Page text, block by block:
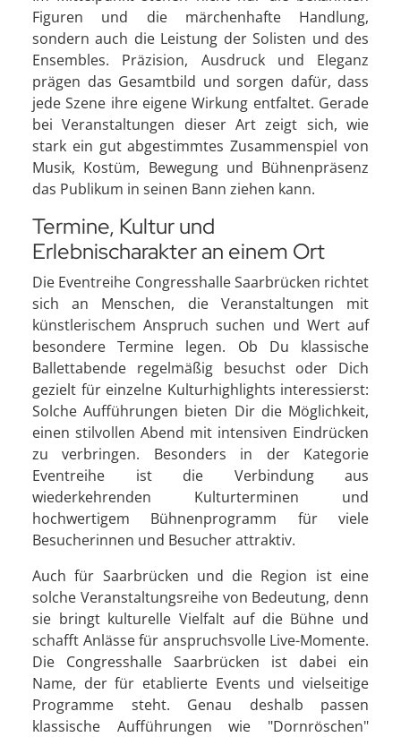
Figuren und die märchenhafte Handlung,
sondern auch die Leistung der Solisten und des
Ensembles. Präzision, Ausdruck und Eleganz
prägen das Gesamtbild und sorgen dafür, dass
jede Szene ihre eigene Wirkung entfaltet. Gerade
bei Veranstaltungen dieser Art zeigt sich, wie
stark ein gut abgestimmtes Zusammenspiel von
Musik, Kostüm, Bewegung und Bühnenpräsenz
das Publikum in seinen Bann ziehen kann.
Termine, Kultur und
Erlebnischarakter an einem Ort
Die Eventreihe Congresshalle Saarbrücken richtet
sich an Menschen, die Veranstaltungen mit
künstlerischem Anspruch suchen und Wert auf
besondere Termine legen. Ob Du klassische
Ballettabende regelmäßig besuchst oder Dich
gezielt für einzelne Kulturhighlights interessierst:
Solche Aufführungen bieten Dir die Möglichkeit,
einen stilvollen Abend mit intensiven Eindrücken
zu verbringen. Besonders in der Kategorie
Eventreihe ist die Verbindung aus
wiederkehrenden Kulturterminen und
hochwertigem Bühnenprogramm für viele
Besucherinnen und Besucher attraktiv.
Auch für Saarbrücken und die Region ist eine
solche Veranstaltungsreihe von Bedeutung, denn
sie bringt kulturelle Vielfalt auf die Bühne und
schafft Anlässe für anspruchsvolle Live-Momente.
Die Congresshalle Saarbrücken ist dabei ein
Name, der für etablierte Events und vielseitige
Programme steht. Genau deshalb passen
klassische Aufführungen wie "Dornröschen"